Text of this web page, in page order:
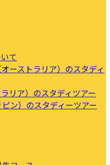
て
ーストラリア）のスタディ
リア）のスタディツアー
ン）のスタディーツアー